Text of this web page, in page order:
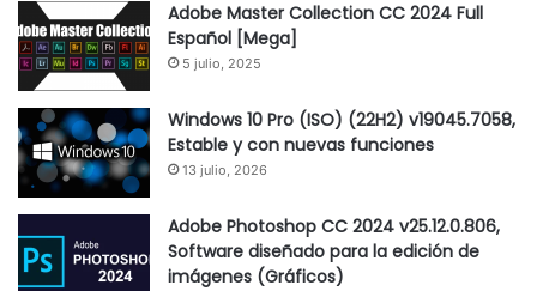
Adobe Master Collection CC 2024 Full
Español [Mega]
5 julio, 2025
Windows 10 Pro (ISO) (22H2) v19045.7058,
Estable y con nuevas funciones
13 julio, 2026
Adobe Photoshop CC 2024 v25.12.0.806,
Software diseñado para la edición de
imágenes (Gráficos)